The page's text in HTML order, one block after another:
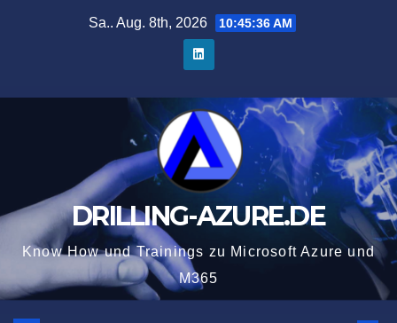
Sa.. Aug. 8th, 2026 10:45:37 AM
DRILLING-AZURE.DE
Know How und Trainings zu Microsoft Azure und
M365